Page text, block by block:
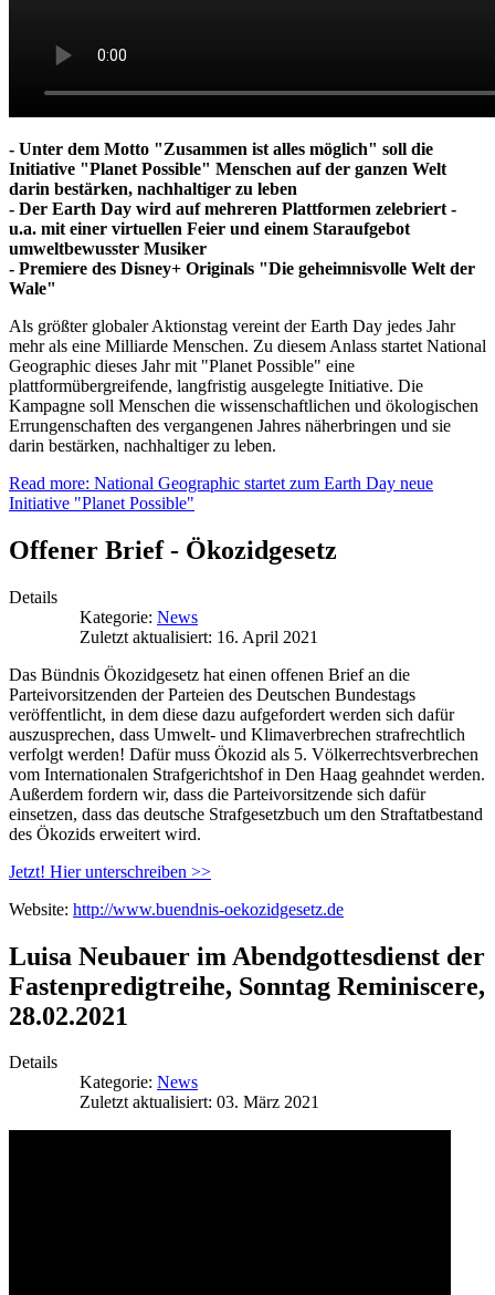
- Unter dem Motto "Zusammen ist alles möglich" soll die
Initiative "Planet Possible" Menschen auf der ganzen Welt
darin bestärken, nachhaltiger zu leben
- Der Earth Day wird auf mehreren Plattformen zelebriert -
u.a. mit einer virtuellen Feier und einem Staraufgebot
umweltbewusster Musiker
- Premiere des Disney+ Originals "Die geheimnisvolle Welt der
Wale"
Als größter globaler Aktionstag vereint der Earth Day jedes Jahr
mehr als eine Milliarde Menschen. Zu diesem Anlass startet National
Geographic dieses Jahr mit "Planet Possible" eine
plattformübergreifende, langfristig ausgelegte Initiative. Die
Kampagne soll Menschen die wissenschaftlichen und ökologischen
Errungenschaften des vergangenen Jahres näherbringen und sie
darin bestärken, nachhaltiger zu leben.
Read more: National Geographic startet zum Earth Day neue
Initiative "Planet Possible"
Offener Brief - Ökozidgesetz
Details
Kategorie: News
Zuletzt aktualisiert: 16. April 2021
Das Bündnis Ökozidgesetz hat einen offenen Brief an die
Parteivorsitzenden der Parteien des Deutschen Bundestags
veröffentlicht, in dem diese dazu aufgefordert werden sich dafür
auszusprechen, dass Umwelt- und Klimaverbrechen strafrechtlich
verfolgt werden! Dafür muss Ökozid als 5. Völkerrechtsverbrechen
vom Internationalen Strafgerichtshof in Den Haag geahndet werden.
Außerdem fordern wir, dass die Parteivorsitzende sich dafür
einsetzen, dass das deutsche Strafgesetzbuch um den Straftatbestand
des Ökozids erweitert wird.
Jetzt! Hier unterschreiben >>
Website: http://www.buendnis-oekozidgesetz.de
Luisa Neubauer im Abendgottesdienst der
Fastenpredigtreihe, Sonntag Reminiscere,
28.02.2021
Details
Kategorie: News
Zuletzt aktualisiert: 03. März 2021